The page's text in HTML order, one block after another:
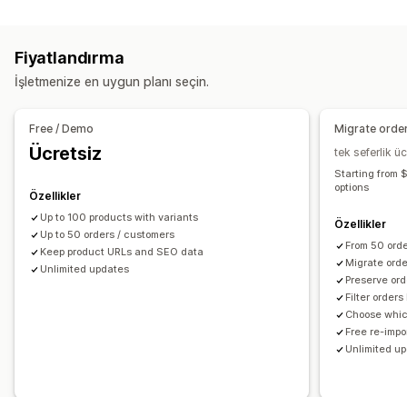
Meta alanlar Siparişler
Platform değiştirme
Fiyatlandırma
İşletmenize en uygun planı seçin.
Free / Demo
Ücretsiz
Özellikler
Up to 100 products with variants
Up to 50 orders / customers
Keep product URLs and SEO data
Unlimited updates
Migrate
tek seferlik
Starting from
options
Özellikler
From 50
Migrate
Preserve
Filter
Choose
Free re-
Unlimited